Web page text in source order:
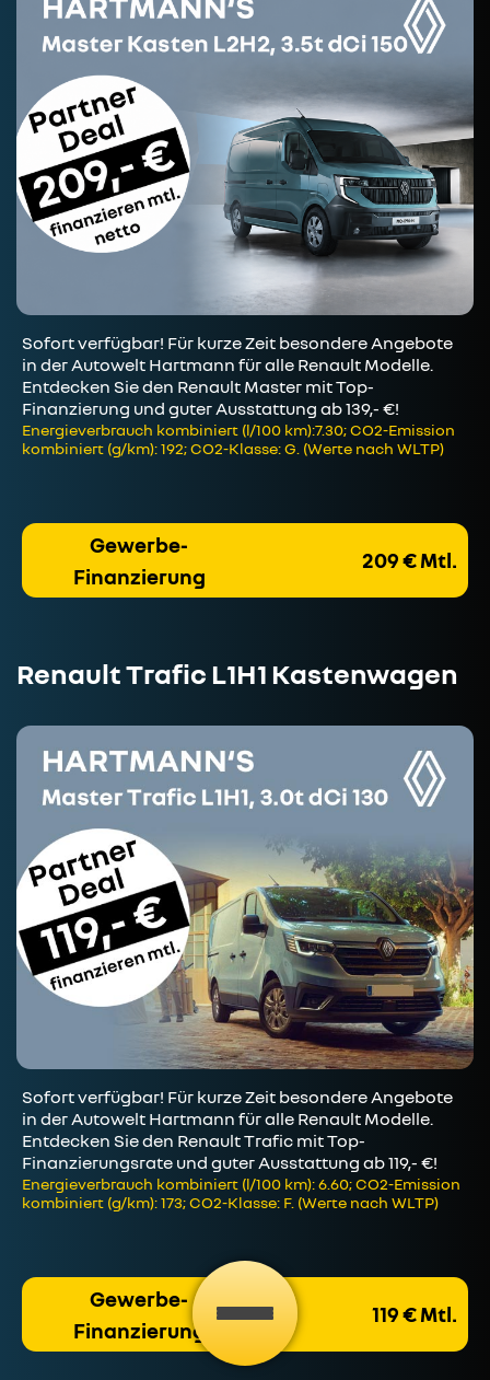
Sofort verfügbar! Für kurze Zeit besondere Angebote
in der Autowelt Hartmann für alle Renault Modelle.
Entdecken Sie den Renault Master mit Top-
Finanzierung und guter Ausstattung ab 139,- €!
Energieverbrauch kombiniert (l/100 km):7.30; CO2-Emission
kombiniert (g/km): 192; CO2-Klasse: G. (Werte nach WLTP)
Gewerbe-
Finanzierung
209 € Mtl.
Renault Trafic L1H1 Kastenwagen
Sofort verfügbar! Für kurze Zeit besondere Angebote
in der Autowelt Hartmann für alle Renault Modelle.
Entdecken Sie den Renault Trafic mit Top-
Finanzierungsrate und guter Ausstattung ab 119,- €!
Energieverbrauch kombiniert (l/100 km): 6.60; CO2-Emission
kombiniert (g/km): 173; CO2-Klasse: F. (Werte nach WLTP)
Gewerbe-
Finanzierung
119 € Mtl.